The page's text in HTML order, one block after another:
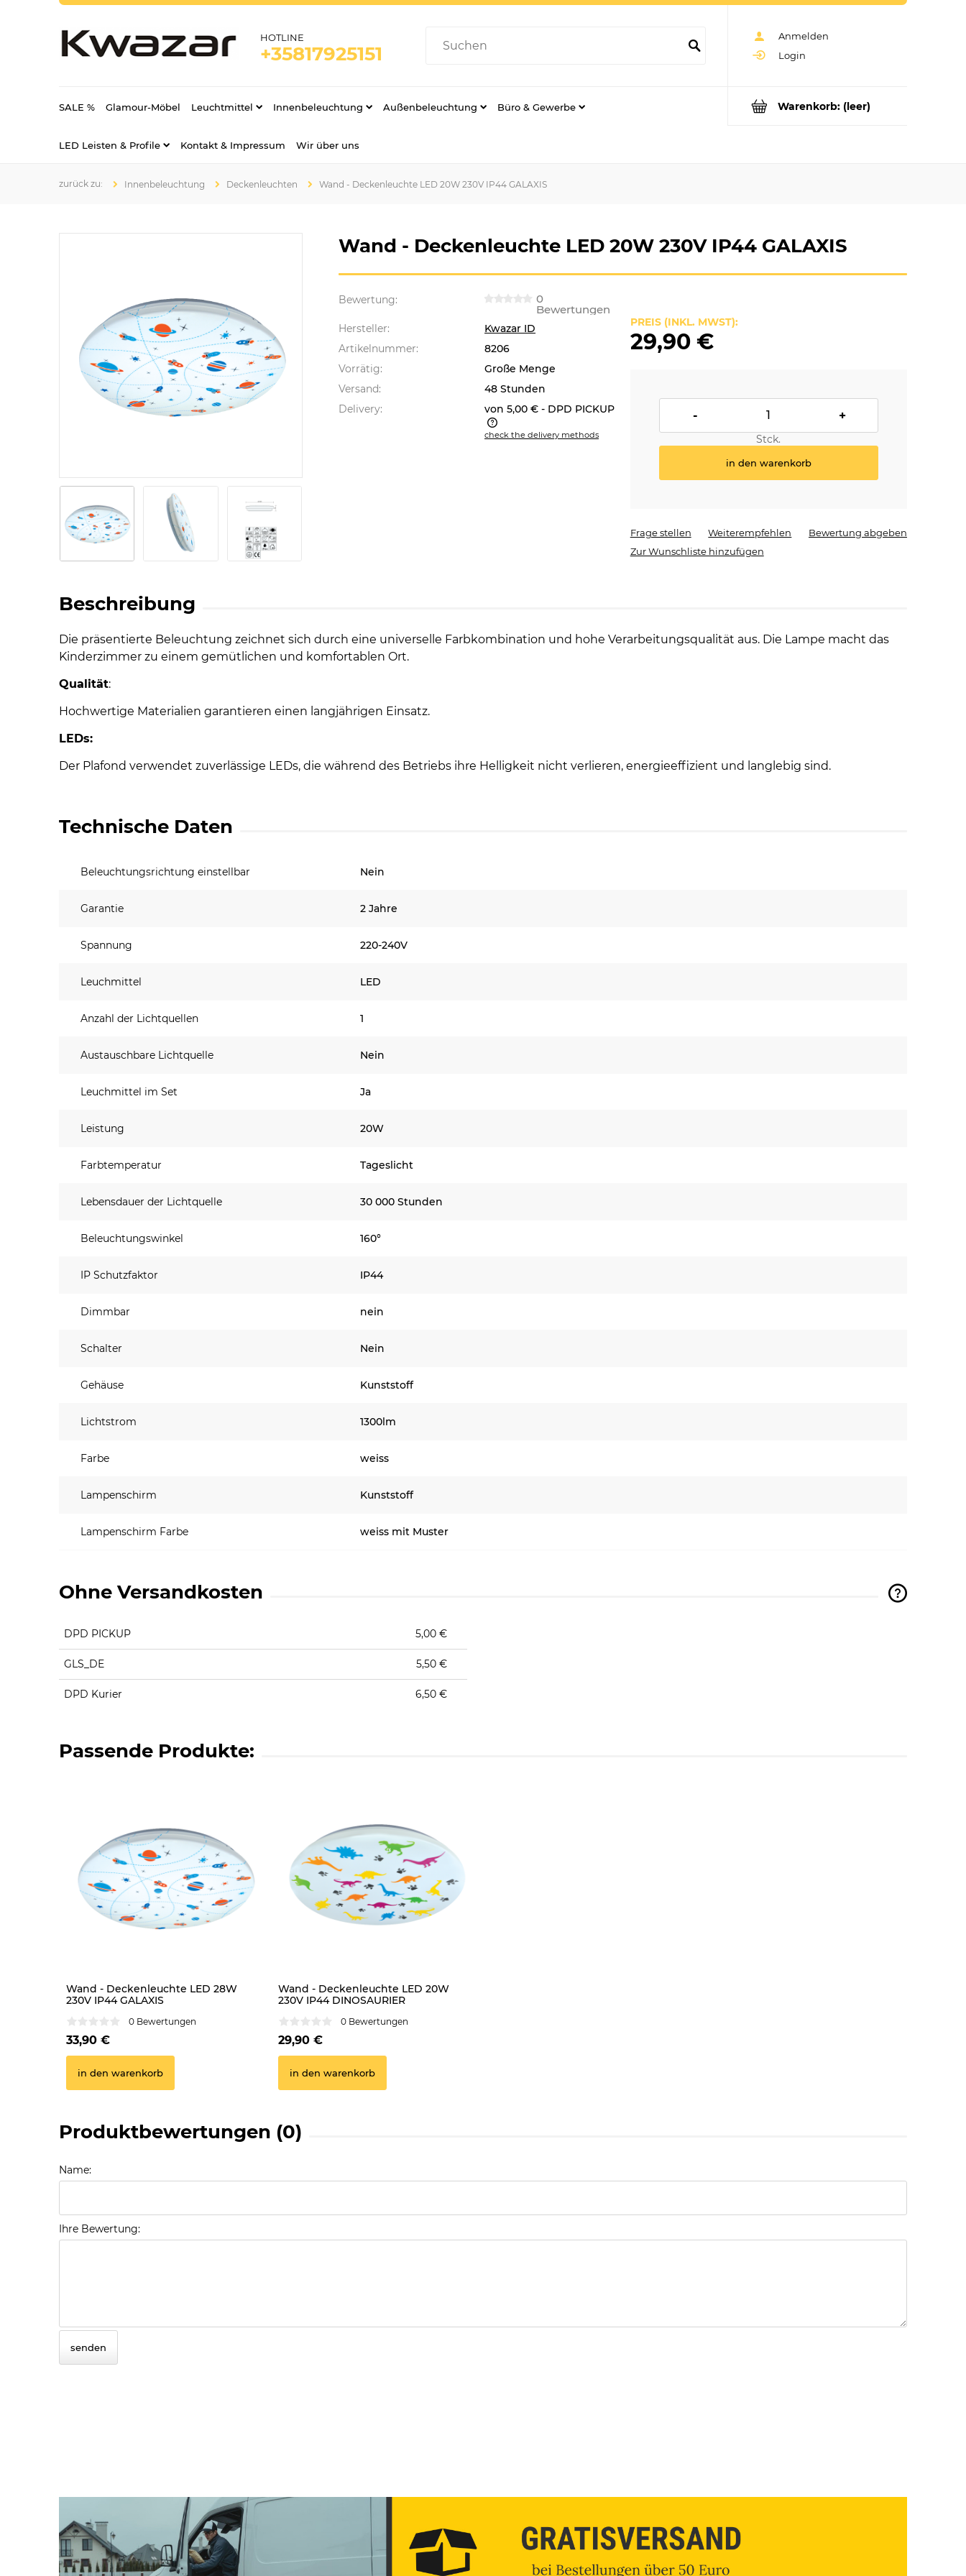
Anmelden
Login
HOTLINE
+35817925151
Warenkorb: (leer)
SALE % Glamour-Möbel Leuchtmittel Innenbeleuchtung Außenbeleuchtung Büro & Gewerbe
LED Leisten & Profile Kontakt & Impressum Wir über uns
Innenbeleuchtung Deckenleuchten Wand - Deckenleuchte LED 20W 230V IP44 GALAXIS
Wand - Deckenleuchte LED 20W 230V IP44 GALAXIS
Bewertung: 0
Bewertungen
Hersteller:
Kwazar ID
Artikelnummer:
8206
Vorrätig:
Große Menge
Versand:
48 Stunden
Delivery:
von 5,00 € - DPD PICKUP
check the delivery methods
PREIS (INKL. MWST):
29,90 €
- +
Stck.
in den warenkorb
Frage stellen Weiterempfehlen
Bewertung abgeben
Zur Wunschliste hinzufügen
Beschreibung
Die präsentierte Beleuchtung zeichnet sich durch eine universelle Farbkombination und hohe Verarbeitungsqualität aus. Die Lampe macht das
Kinderzimmer zu einem gemütlichen und komfortablen Ort.
Qualität:
Hochwertige Materialien garantieren einen langjährigen Einsatz.
LEDs:
Der Plafond verwendet zuverlässige LEDs, die während des Betriebs ihre Helligkeit nicht verlieren, energieeffizient und langlebig sind.
Technische Daten
Beleuchtungsrichtung einstellbar Nein
Garantie 2 Jahre
Spannung 220-240V
Leuchmittel LED
Anzahl der Lichtquellen 1
Austauschbare Lichtquelle Nein
Leuchmittel im Set Ja
Leistung 20W
Farbtemperatur Tageslicht
Lebensdauer der Lichtquelle 30 000 Stunden
Beleuchtungswinkel 160°
IP Schutzfaktor IP44
Dimmbar nein
Schalter Nein
Gehäuse Kunststoff
Lichtstrom 1300lm
Farbe weiss
Lampenschirm Kunststoff
Lampenschirm Farbe weiss mit Muster
Ohne Versandkosten
DPD PICKUP 5,00 €
GLS_DE 5,50 €
DPD Kurier 6,50 €
Passende Produkte:
Wand - Deckenleuchte LED 28W
230V IP44 GALAXIS
0 Bewertungen
33,90 €
in den warenkorb
Wand - Deckenleuchte LED 20W
230V IP44 DINOSAURIER
0 Bewertungen
29,90 €
in den warenkorb
Produktbewertungen (0)
Name:
Ihre Bewertung:
senden